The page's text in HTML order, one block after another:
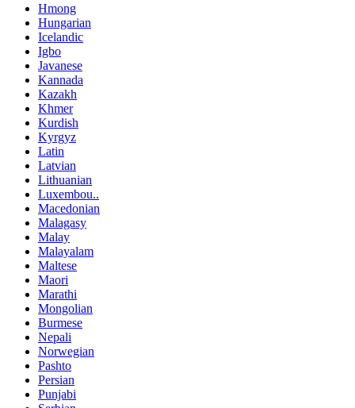
Hmong
Hungarian
Icelandic
Igbo
Javanese
Kannada
Kazakh
Khmer
Kurdish
Kyrgyz
Latin
Latvian
Lithuanian
Luxembou..
Macedonian
Malagasy
Malay
Malayalam
Maltese
Maori
Marathi
Mongolian
Burmese
Nepali
Norwegian
Pashto
Persian
Punjabi